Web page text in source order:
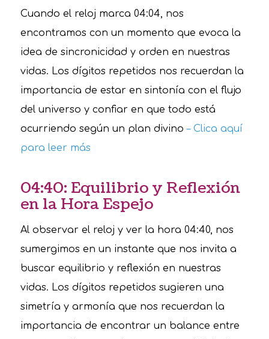
Cuando el reloj marca 04:04, nos
encontramos con un momento que evoca la
idea de sincronicidad y orden en nuestras
vidas. Los dígitos repetidos nos recuerdan la
importancia de estar en sintonía con el flujo
del universo y confiar en que todo está
ocurriendo según un plan divino– Clica aquí
para leer más
04:40: Equilibrio y Reflexión
en la Hora Espejo
Al observar el reloj y ver la hora 04:40, nos
sumergimos en un instante que nos invita a
buscar equilibrio y reflexión en nuestras
vidas. Los dígitos repetidos sugieren una
simetría y armonía que nos recuerdan la
importancia de encontrar un balance entre